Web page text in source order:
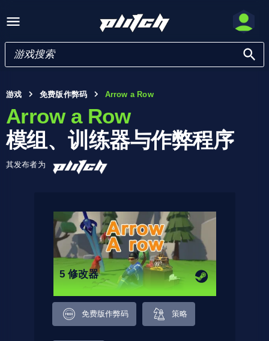
游戏 免费版作弊码 Arrow a Row
Arrow a Row
模组、训练器与作弊程序
其发布者为
5 修改器
免费版作弊码 策略